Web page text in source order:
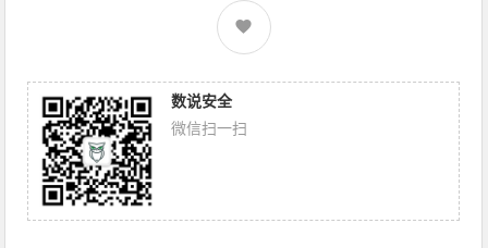
数说安全
微信扫一扫